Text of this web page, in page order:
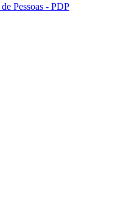
Pessoas - PDP